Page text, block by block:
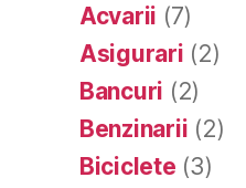
Acvarii (7)
Asigurari (2)
Bancuri (2)
Benzinarii (2)
Biciclete (3)